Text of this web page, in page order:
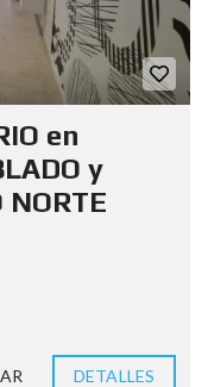
en
y
NORTE
DETALLES